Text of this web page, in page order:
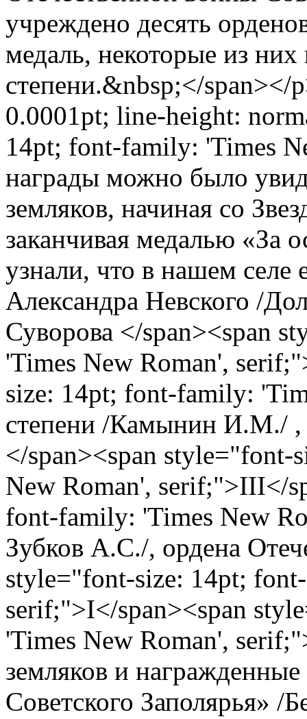
учреждено десять
медаль, некоторые из
степени.&nbsp;</
0.0001pt; line-height:
14pt; font-family: 'Times
награды можно было
земляков, начиная со
заканчивая медалью «За
узнали, что в нашем селе
Александра Невского /
Суворова </span><span
'Times New Roman',
size: 14pt; font-family:
степени /Камынин И.М./ ,
</span><span
New Roman', serif;">III</
font-family: 'Times New
Зубков А.С./, ордена
style="font-size: 14pt;
serif;">I</span><span
'Times New Roman',
земляков и
Советского Заполярья» /